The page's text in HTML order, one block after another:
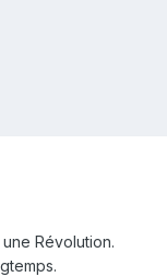
Révolution.